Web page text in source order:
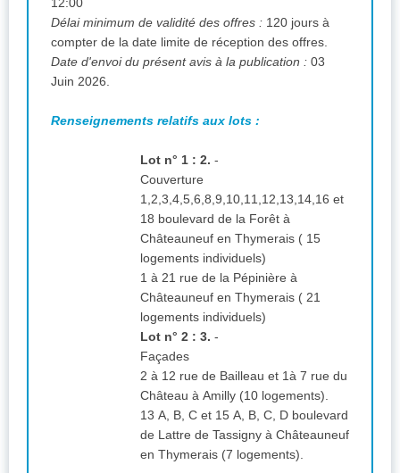
Délai minimum de validité des offres : 120 jours à
compter de la date limite de réception des offres.
Date d'envoi du présent avis à la publication : 03
Juin 2026.
Renseignements relatifs aux lots :
Lot n° 1 : 2. -
Couverture
1,2,3,4,5,6,8,9,10,11,12,13,14,16 et
18 boulevard de la Forêt à
Châteauneuf en Thymerais ( 15
logements individuels)
1 à 21 rue de la Pépinière à
Châteauneuf en Thymerais ( 21
logements individuels)
Lot n° 2 : 3. -
Façades
2 à 12 rue de Bailleau et 1à 7 rue du
Château à Amilly (10 logements).
13 A, B, C et 15 A, B, C, D boulevard
de Lattre de Tassigny à Châteauneuf
en Thymerais (7 logements).